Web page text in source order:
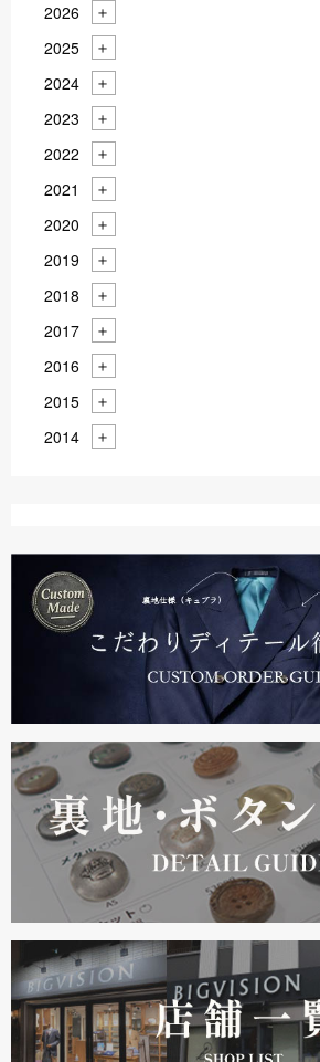
2026
2025
2024
2023
2022
2021
2020
2019
2018
2017
2016
2015
2014